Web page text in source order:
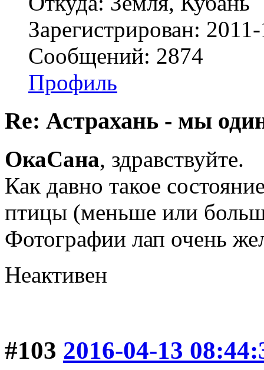
Зарегистрирован:
Сообщений: 2874
Профиль
Re: Астрахань - мы
ОкаСана, здравствуйте.
Как давно такое
птицы (меньше или
Фотографии лап очень
Неактивен
#103 2016-04-13